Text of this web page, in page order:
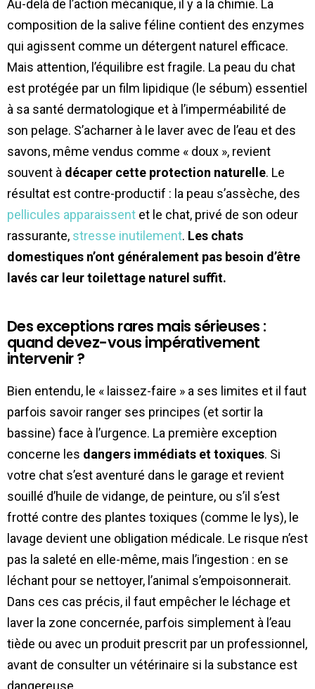
Au-delà de l’action mécanique, il y a la chimie. La
composition de la salive féline contient des enzymes
qui agissent comme un détergent naturel efficace.
Mais attention, l’équilibre est fragile. La peau du chat
est protégée par un film lipidique (le sébum) essentiel
à sa santé dermatologique et à l’imperméabilité de
son pelage. S’acharner à le laver avec de l’eau et des
savons, même vendus comme « doux », revient
souvent à décaper cette protection naturelle. Le
résultat est contre-productif : la peau s’assèche, des
pellicules apparaissent et le chat, privé de son odeur
rassurante, stresse inutilement. Les chats
domestiques n’ont généralement pas besoin d’être
lavés car leur toilettage naturel suffit.
Des exceptions rares mais sérieuses :
quand devez-vous impérativement
intervenir ?
Bien entendu, le « laissez-faire » a ses limites et il faut
parfois savoir ranger ses principes (et sortir la
bassine) face à l’urgence. La première exception
concerne les dangers immédiats et toxiques. Si
votre chat s’est aventuré dans le garage et revient
souillé d’huile de vidange, de peinture, ou s’il s’est
frotté contre des plantes toxiques (comme le lys), le
lavage devient une obligation médicale. Le risque n’est
pas la saleté en elle-même, mais l’ingestion : en se
léchant pour se nettoyer, l’animal s’empoisonnerait.
Dans ces cas précis, il faut empêcher le léchage et
laver la zone concernée, parfois simplement à l’eau
tiède ou avec un produit prescrit par un professionnel,
avant de consulter un vétérinaire si la substance est